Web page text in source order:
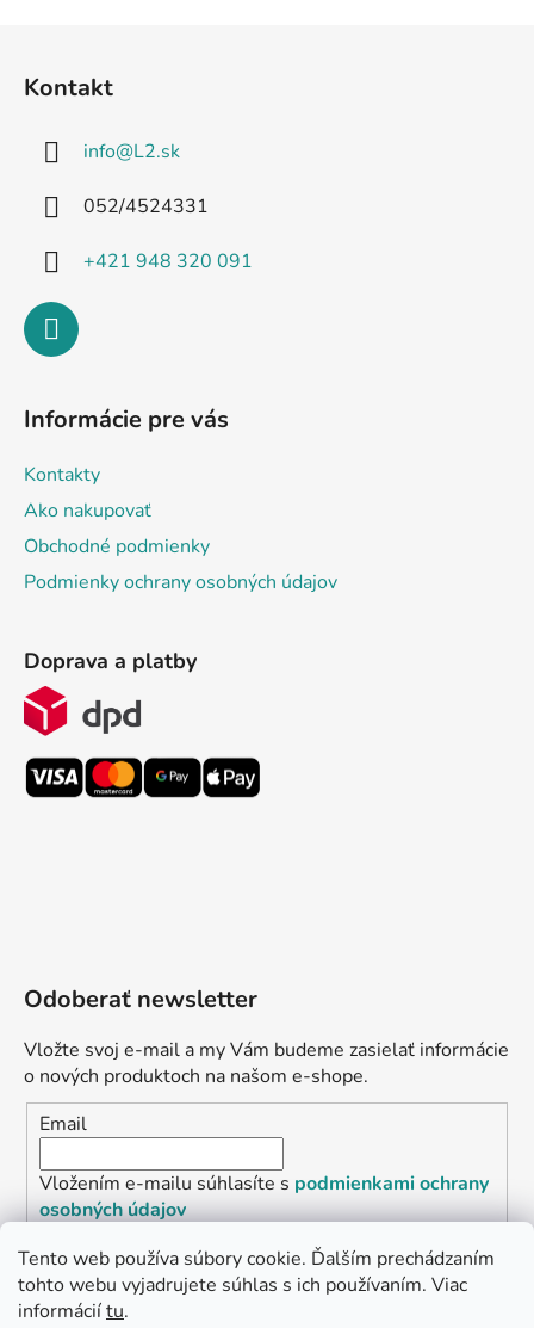
Tento web používa súbory cookie. Ďalším prechádzaním
tohto webu vyjadrujete súhlas s ich používaním. Viac
informáciítu.
Kontakt
info@L2.sk
052/4524331
+421 948 320 091
Informácie pre vás
Kontakty
Ako nakupovať
Obchodné podmienky
Podmienky ochrany osobných údajov
Doprava a platby
Odoberať newsletter
Vložte svoj e-mail a my Vám budeme zasielať informácie
o nových produktoch na našom e-shope.
Email
Vložením e-mailu súhlasíte s podmienkami ochrany
osobných údajov
PRIHLÁSIŤ SA